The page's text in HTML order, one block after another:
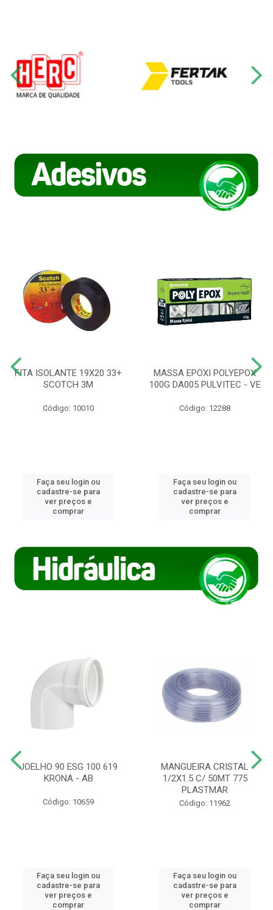
FITA ISOLANTE 19X20 33+
SCOTCH 3M
Código: 10010
Faça seu login ou
cadastre-se para
ver preços e
comprar
MASSA EPOXI POLYEPOX
100G DA005 PULVITEC - VE
Código: 12288
Faça seu login ou
cadastre-se para
ver preços e
comprar
JOELHO 90 ESG 100 619
KRONA - AB
Código: 10659
Faça seu login ou
cadastre-se para
ver preços e
comprar
MANGUEIRA CRISTAL
1/2X1.5 C/ 50MT 775
PLASTMAR
Código: 11962
Faça seu login ou
cadastre-se para
ver preços e
comprar